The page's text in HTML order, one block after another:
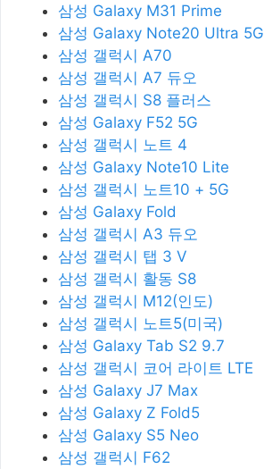
삼성 Galaxy M31 Prime
삼성 Galaxy Note20 Ultra 5G
삼성 갤럭시 A70
삼성 갤럭시 A7 듀오
삼성 갤럭시 S8 플러스
삼성 Galaxy F52 5G
삼성 갤럭시 노트 4
삼성 Galaxy Note10 Lite
삼성 갤럭시 노트10 + 5G
삼성 Galaxy Fold
삼성 갤럭시 A3 듀오
삼성 갤럭시 탭 3 V
삼성 갤럭시 활동 S8
삼성 갤럭시 M12(인도)
삼성 갤럭시 노트5(미국)
삼성 Galaxy Tab S2 9.7
삼성 갤럭시 코어 라이트 LTE
삼성 Galaxy J7 Max
삼성 Galaxy Z Fold5
삼성 Galaxy S5 Neo
삼성 갤럭시 F62